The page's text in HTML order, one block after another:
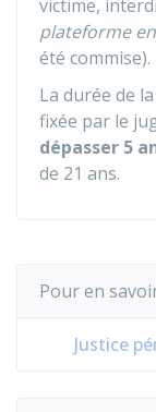
victime,
plateforme
été commise).
La durée de
fixée par le
dépasser 5
de 21 ans.
Pour en
Justice